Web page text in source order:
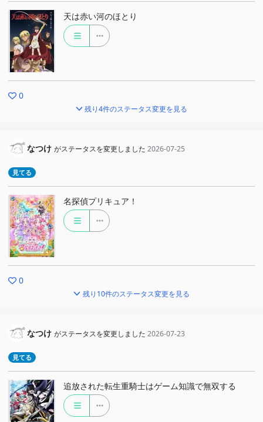
天は赤い河のほとり
0
残り4件のステータス変更を見る
なつけ がステータスを変更しました 2026-07-25
見てる
名探偵プリキュア！
0
残り10件のステータス変更を見る
なつけ がステータスを変更しました 2026-07-23
見てる
追放された転生重騎士はゲーム知識で無双する